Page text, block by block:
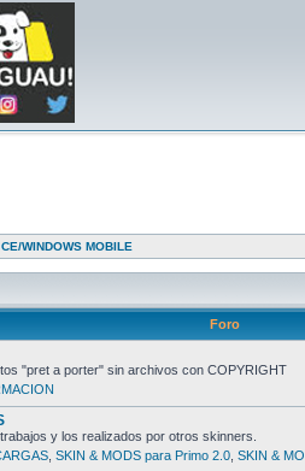
WINDOWS MOBILE
Foro
"pret a porter" sin archivos con COPYRIGHT
y los realizados por otros skinners.
SKIN & MODS para Primo 2.0 SKIN &